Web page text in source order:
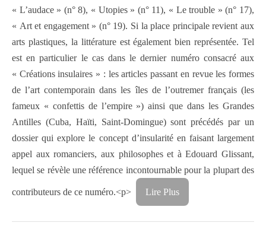
« L’audace » (n° 8), « Utopies » (n° 11), « Le trouble » (n° 17),
« Art et engagement » (n° 19). Si la place principale revient aux
arts plastiques, la littérature est également bien représentée. Tel
est en particulier le cas dans le dernier numéro consacré aux
« Créations insulaires » : les articles passant en revue les formes
de l’art contemporain dans les îles de l’outremer français (les
fameux « confettis de l’empire ») ainsi que dans les Grandes
Antilles (Cuba, Haïti, Saint-Domingue) sont précédés par un
dossier qui explore le concept d’insularité en faisant largement
appel aux romanciers, aux philosophes et à Edouard Glissant,
lequel se révèle une référence incontournable pour la plupart des
contributeurs de ce numéro.<p> Lire Plus